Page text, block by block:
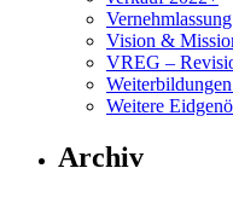
Vision &
VREG –
Weitere
Archiv